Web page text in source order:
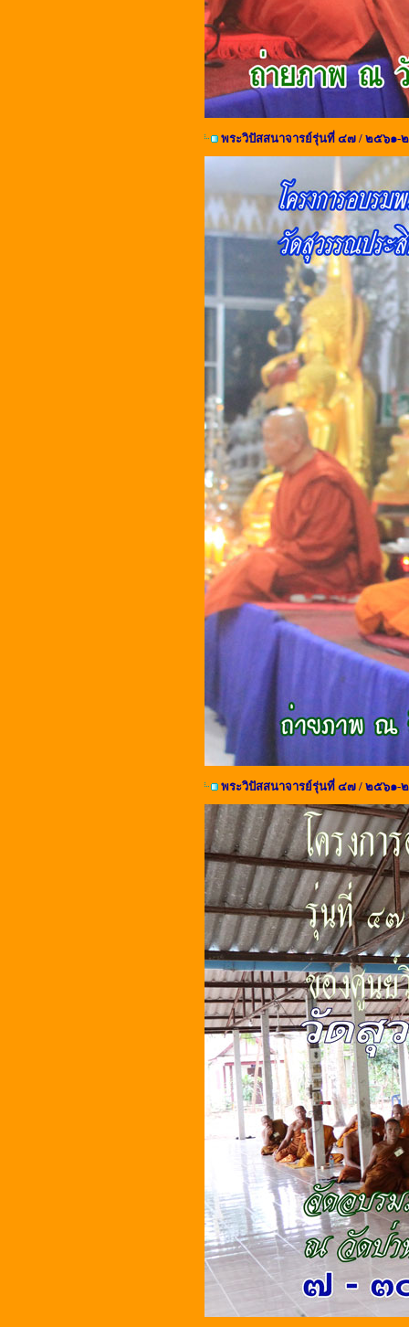
พระวิปัสสนาจารย์รุ่นที่ ๔๗ / ๒๕๖๑-
พระวิปัสสนาจารย์รุ่นที่ ๔๗ / ๒๕๖๑-